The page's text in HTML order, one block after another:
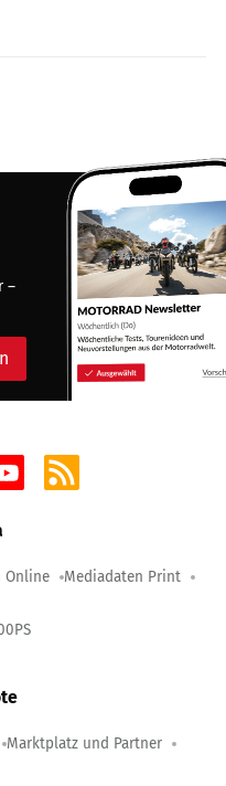
–
Online Mediadaten Print
Marktplatz und Partner